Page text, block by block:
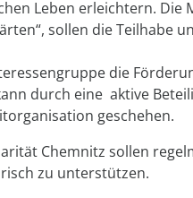
Leben erleichtern.
sollen die Teilhabe
die
durch eine aktive
geschehen.
Chemnitz sollen
zu unterstützen.